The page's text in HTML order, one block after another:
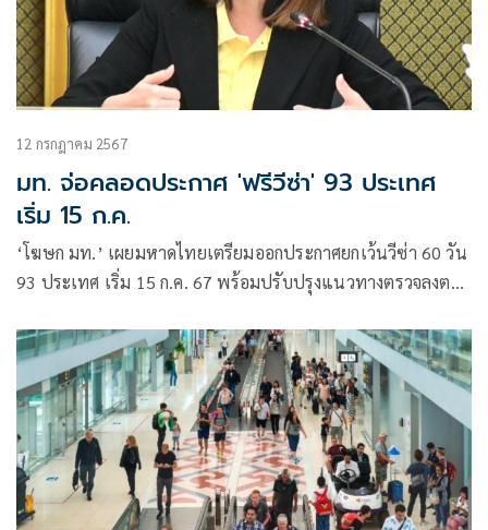
12 กรกฎาคม 2567
มท. จ่อคลอดประกาศ 'ฟรีวีซ่า' 93 ประเทศ
เริ่ม 15 ก.ค.
‘โฆษก มท.’ เผยมหาดไทยเตรียมออกประกาศยกเว้นวีซ่า 60 วัน
93 ประเทศ เริ่ม 15 ก.ค. 67 พร้อมปรับปรุงแนวทางตรวจลงตรา